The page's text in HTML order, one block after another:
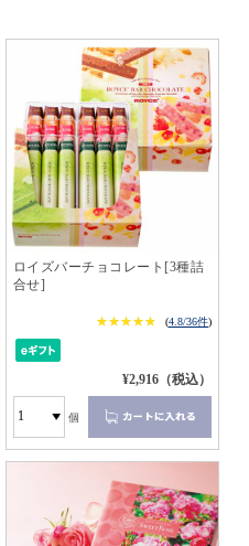
ロイズバーチョコレート[3種詰
合せ]
★★★★★
★★★★★ (4.8/36件)
¥2,916（税込）
個